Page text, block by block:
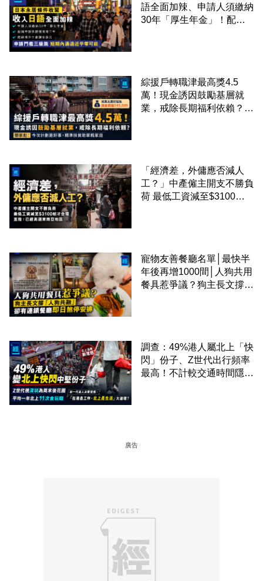
語全面加辣、申請人須繳納
30年「厚生年金」！配偶
綜援戶轉職津最高獎4.5
萬！現金誘因鼓勵基層就
業，戒除長期福利依賴？鄧
「經濟差，外傭應否減人
工？」中產僱主開支不勝負
荷 最低工資減至$3100蚊
寵物友善餐廳名單│最快半
年後再增1000間│人狗共用
餐具惹爭議？狗主長文撐
調查：49%港人屬北上「快
閃」份子、Z世代出行頻率
最高！不計較交通時間隱形
廣告